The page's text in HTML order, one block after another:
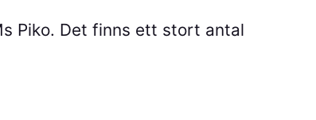
Piko. Det finns ett stort antal